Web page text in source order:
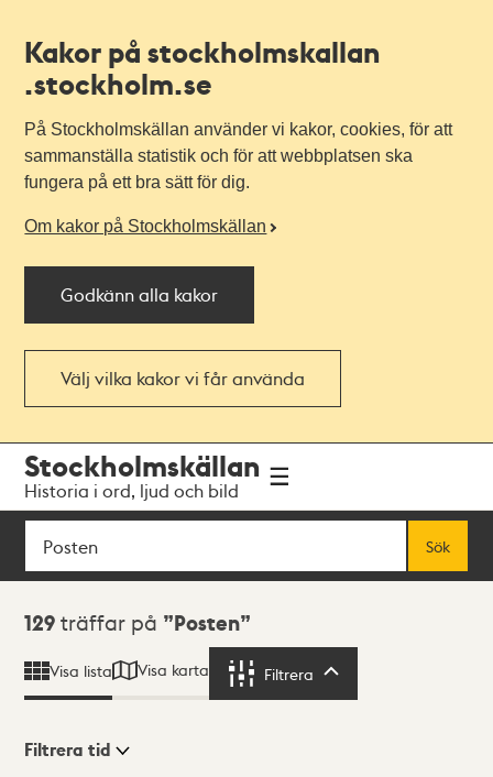
Kakor på stockholmskallan
.stockholm.se
På Stockholmskällan använder vi kakor, cookies, för att
sammanställa statistik och för att webbplatsen ska
fungera på ett bra sätt för dig.
Om kakor på Stockholmskällan
Godkänn alla kakor
Välj vilka kakor vi får använda
navigationen
huvudinnehållet
Stockholmskällan
Historia i ord, ljud och bild
Sök
Sök
Sökresultat
129 träffar på Posten
Visa lista Visa karta Filtrera
Filtrera tid